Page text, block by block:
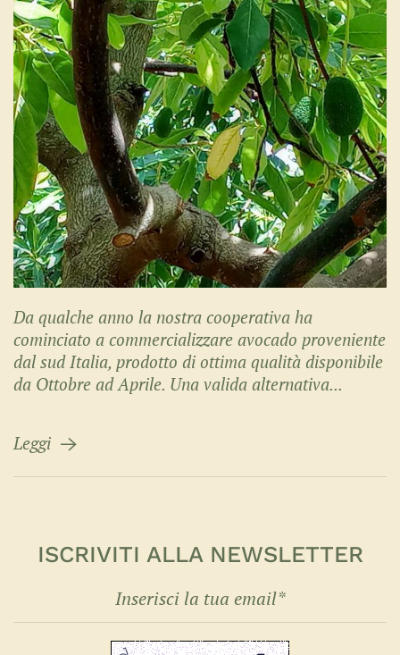
Da qualche anno la nostra cooperativa ha
cominciato a commercializzare avocado proveniente
dal sud Italia, prodotto di ottima qualità disponibile
da Ottobre ad Aprile. Una valida alternativa...
Leggi
ISCRIVITI ALLA NEWSLETTER